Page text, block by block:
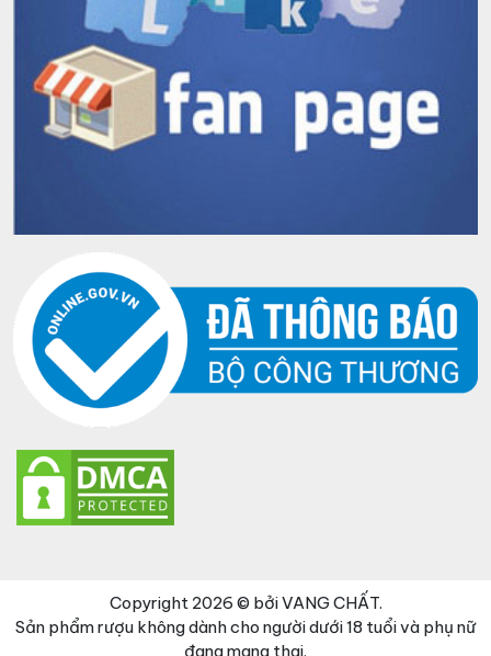
Copyright 2026 © bởi VANG CHẤT.
Sản phẩm rượu không dành cho người dưới 18 tuổi và phụ nữ
đang mang thai.